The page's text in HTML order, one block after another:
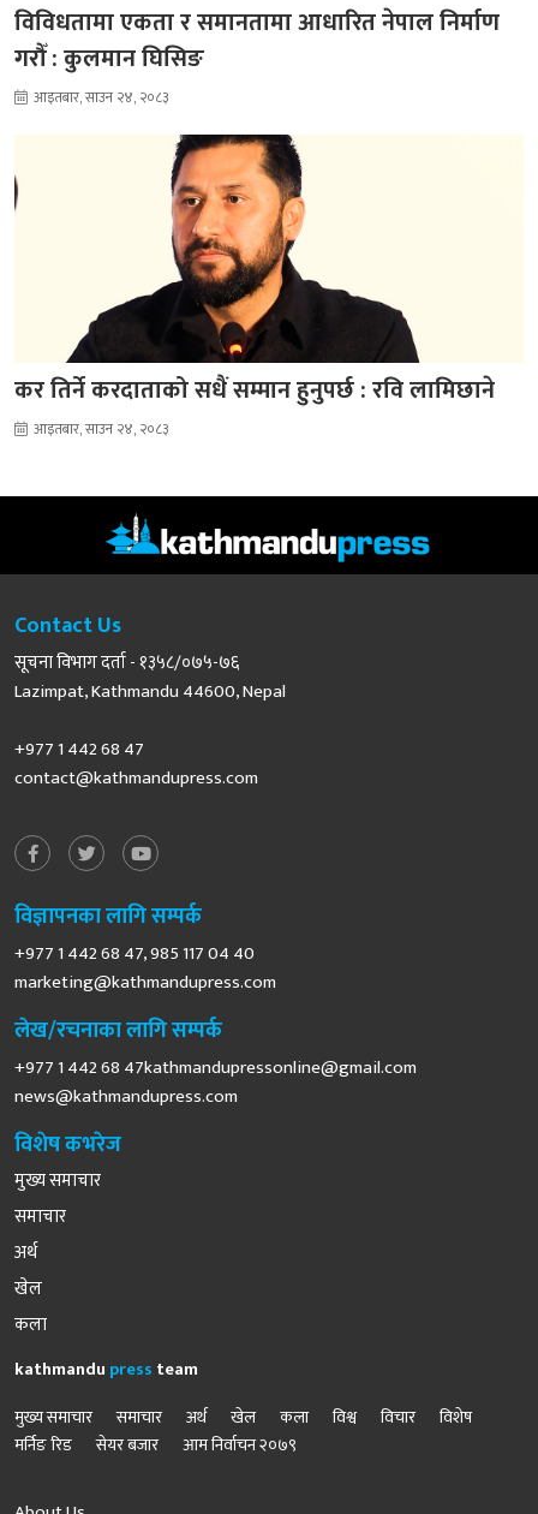
विविधतामा एकता र समानतामा आधारित नेपाल निर्माण
गरौँ : कुलमान घिसिङ
आइतबार, साउन २४, २०८३
कर तिर्ने करदाताको सधैं सम्मान हुनुपर्छ : रवि लामिछाने
आइतबार, साउन २४, २०८३
Contact Us
सूचना विभाग दर्ता - १३५८/०७५-७६
Lazimpat, Kathmandu 44600, Nepal
+977 1 442 68 47
contact@kathmandupress.com
विज्ञापनका लागि सम्पर्क
+977 1 442 68 47, 985 117 04 40
marketing@kathmandupress.com
लेख/रचनाका लागि सम्पर्क
+977 1 442 68 47kathmandupressonline@gmail.com
news@kathmandupress.com
विशेष कभरेज
मुख्य समाचार
समाचार
अर्थ
खेल
कला
kathmandu press team
मुख्य समाचार
समाचार अर्थ खेल कला विश्व विचार
विशेष
मर्निङ रिड
सेयर बजार आम निर्वाचन २०७९